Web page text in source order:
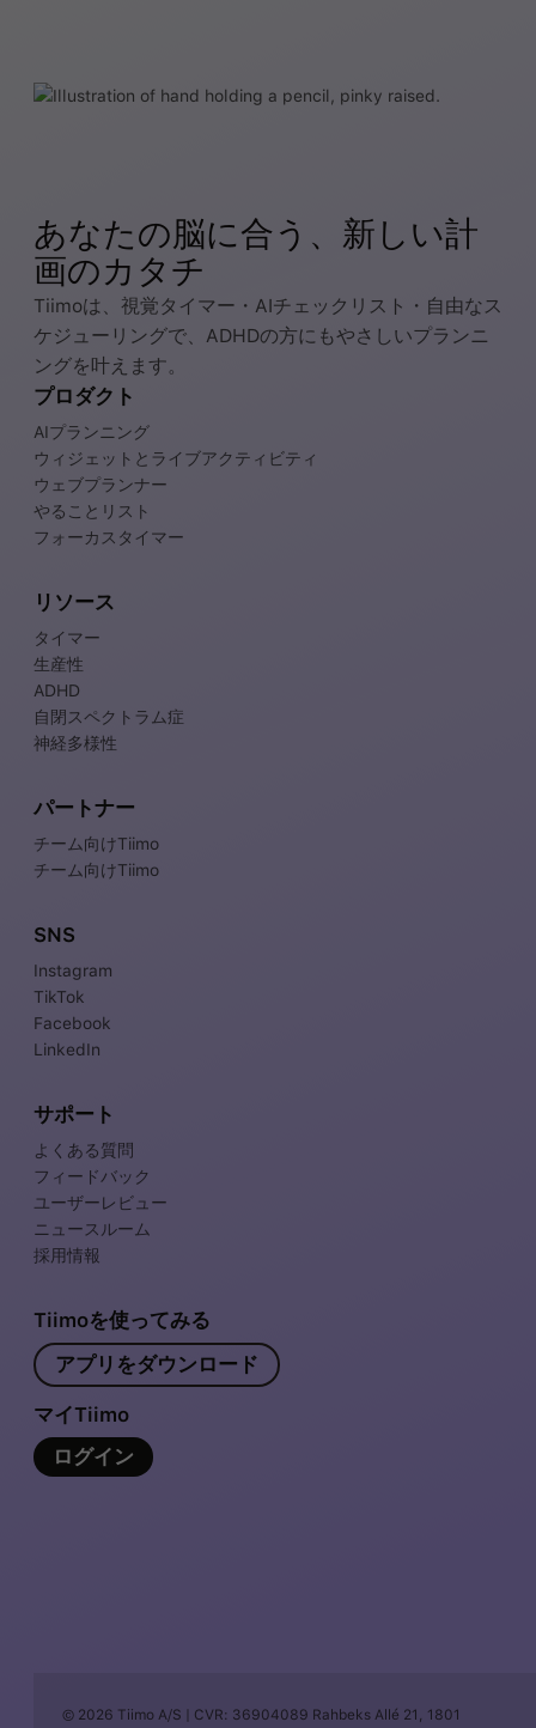
あなたの脳に合う、新しい計
画のカタチ
Tiimoは、視覚タイマー・AIチェックリスト・自由なス
ケジューリングで、ADHDの方にもやさしいプランニ
ングを叶えます。
プロダクト
AIプランニング
ウィジェットとライブアクティビティ
ウェブプランナー
やることリスト
フォーカスタイマー
リソース
タイマー
生産性
ADHD
自閉スペクトラム症
神経多様性
パートナー
チーム向けTiimo
チーム向けTiimo
SNS
Instagram
TikTok
Facebook
LinkedIn
サポート
よくある質問
フィードバック
ユーザーレビュー
ニュースルーム
採用情報
Tiimoを使ってみる
アプリをダウンロード
マイTiimo
ログイン
© 2026 Tiimo A/S | CVR: 36904089 Rahbeks Allé 21, 1801